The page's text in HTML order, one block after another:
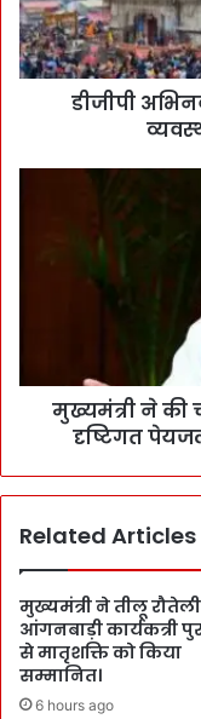
डीजीपी
मुख्यमंत्री ने की
दृष्टिगत
Related Articles
मुख्यमंत्री ने तीलू
आंगनबाड़ी कार्यकत्री
से मातृशक्ति को किया
सम्मानित।
6 hours ago